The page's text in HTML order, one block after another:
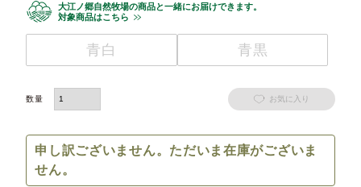
大江ノ郷自然牧場の商品と一緒にお届けできます。
対象商品はこちら
青白 青黒
お気に入り
申し訳ございません。ただいま在庫がございま
せん。